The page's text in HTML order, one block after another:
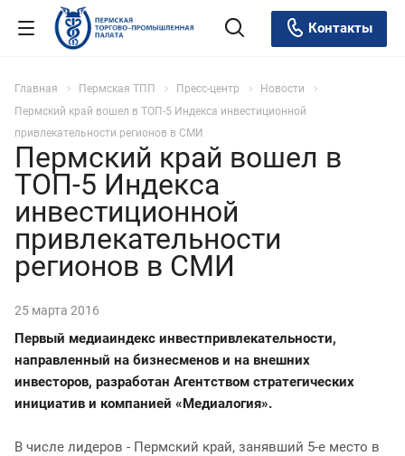
Контакты
Главная Пермская ТПП Пресс-центр
Новости
Пермский край вошел в ТОП-5 Индекса инвестиционной
привлекательности регионов в СМИ
Пермский край вошел в
ТОП-5 Индекса
инвестиционной
привлекательности
регионов в СМИ
25 марта 2016
Первый медиаиндекс инвестпривлекательности,
направленный на бизнесменов и на внешних
инвесторов, разработан Агентством стратегических
инициатив и компанией «Медиалогия».
В числе лидеров - Пермский край, занявший 5-е место в